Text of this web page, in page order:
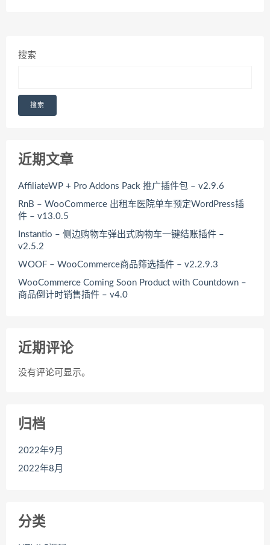
搜索
搜索
近期文章
AffiliateWP + Pro Addons Pack 推广插件包 – v2.9.6
RnB – WooCommerce 出租车医院单车预定WordPress插
件 – v13.0.5
Instantio – 侧边购物车弹出式购物车一键结账插件 –
v2.5.2
WOOF – WooCommerce商品筛选插件 – v2.2.9.3
WooCommerce Coming Soon Product with Countdown –
商品倒计时销售插件 – v4.0
近期评论
没有评论可显示。
归档
2022年9月
2022年8月
分类